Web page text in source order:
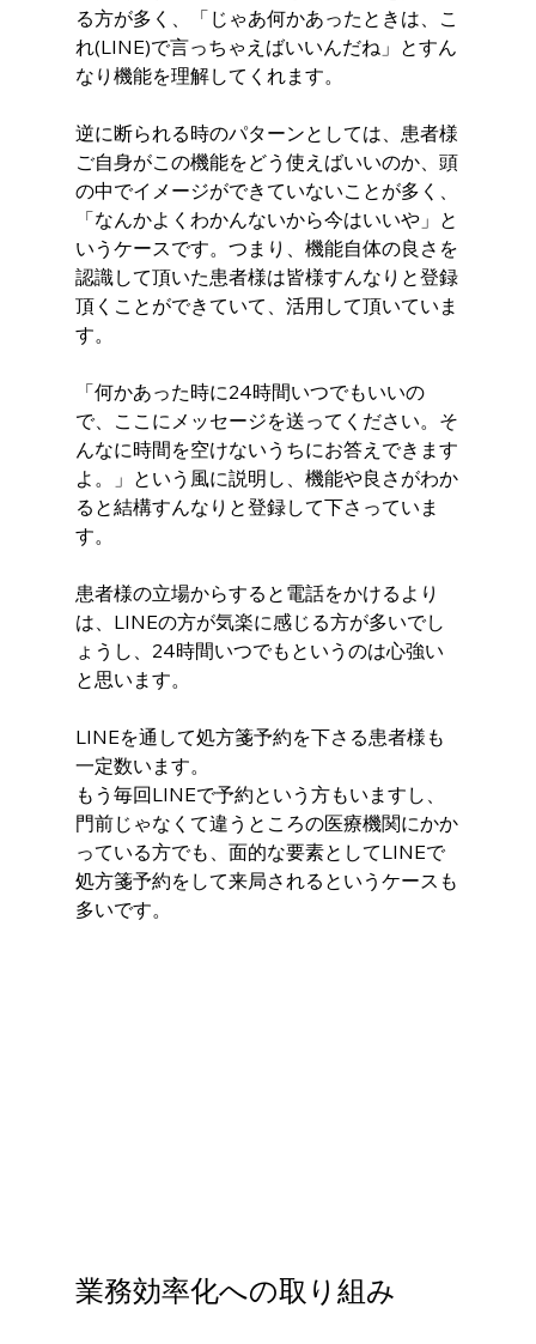
る方が多く、「じゃあ何かあったときは、こ
れ(LINE)で言っちゃえばいいんだね」とすん
なり機能を理解してくれます。
逆に断られる時のパターンとしては、患者様
ご自身がこの機能をどう使えばいいのか、頭
の中でイメージができていないことが多く、
「なんかよくわかんないから今はいいや」と
いうケースです。つまり、機能自体の良さを
認識して頂いた患者様は皆様すんなりと登録
頂くことができていて、活用して頂いていま
す。
「何かあった時に24時間いつでもいいの
で、ここにメッセージを送ってください。そ
んなに時間を空けないうちにお答えできます
よ。」という風に説明し、機能や良さがわか
ると結構すんなりと登録して下さっていま
す。
患者様の立場からすると電話をかけるより
は、LINEの方が気楽に感じる方が多いでし
ょうし、24時間いつでもというのは心強い
と思います。
LINEを通して処方箋予約を下さる患者様も
一定数います。
もう毎回LINEで予約という方もいますし、
門前じゃなくて違うところの医療機関にかか
っている方でも、面的な要素としてLINEで
処方箋予約をして来局されるというケースも
多いです。
業務効率化への取り組み